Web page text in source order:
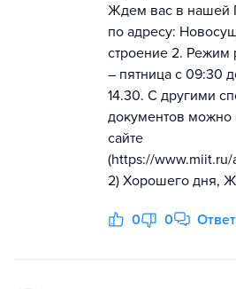
Ждем вас в нашей
по адресу:
строение 2. Режим
– пятница с 09:30
14.30. С другими
документов можно
сайте
(https://
2) Хорошего дня,
0 0